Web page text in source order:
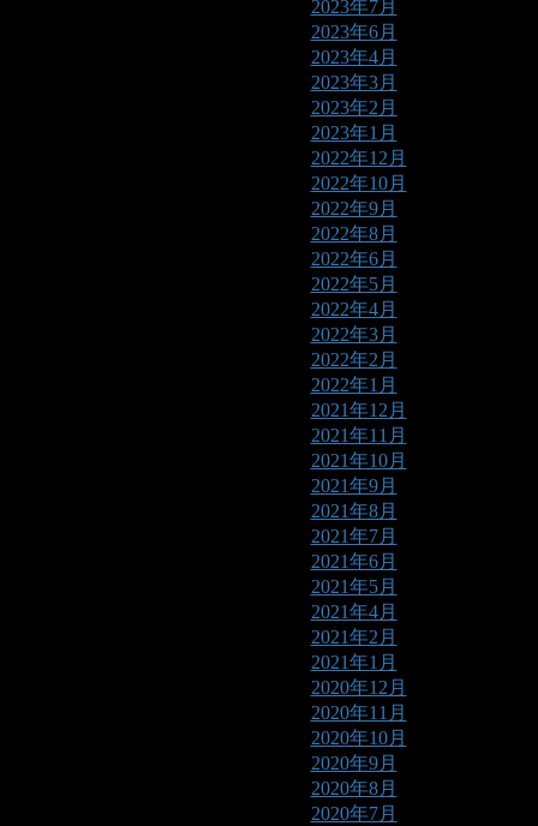
2023年7月
2023年6月
2023年4月
2023年3月
2023年2月
2023年1月
2022年12月
2022年10月
2022年9月
2022年8月
2022年6月
2022年5月
2022年4月
2022年3月
2022年2月
2022年1月
2021年12月
2021年11月
2021年10月
2021年9月
2021年8月
2021年7月
2021年6月
2021年5月
2021年4月
2021年2月
2021年1月
2020年12月
2020年11月
2020年10月
2020年9月
2020年8月
2020年7月